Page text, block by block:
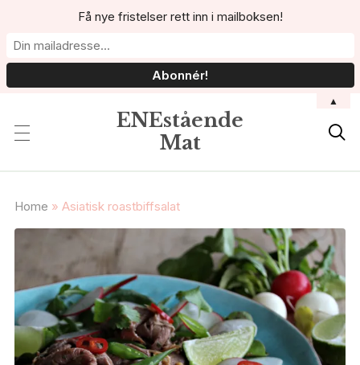
ENEstående
Mat

Home » Asiatisk roastbiffsalat
Få nye fristelser rett inn i mailboksen!
▲